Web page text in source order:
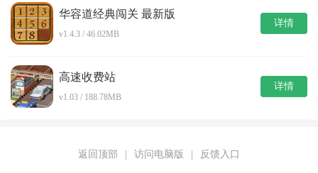
华容道经典闯关 最新版
v1.4.3 / 46.02MB
详情
高速收费站
v1.03 / 188.78MB
详情
返回顶部 访问电脑版 反馈入口